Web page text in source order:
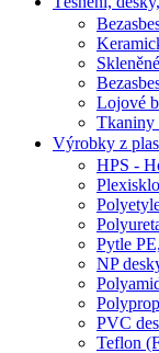
Lojové
Tkaniny
Výrobky z
HPS -
Pytle
NP
PVC
Teflon